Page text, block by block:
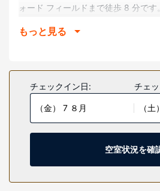
ォード フィールドまで徒歩 8 分です
0.5 km です。
全部で 174 ある冷房完備の客室には
などが備わっており、ゆっくりおく
WiFi (無料)をお使いいただけるほか
いただけます。バスルームには、シ
メニティ (無料)、ヘアドライヤーが
他に、セーフティボックスやデスク
WiFi (無料)、宴会場などの設備をご
もっと見る
チェックイン日:
（金） 7 ８月
チェ
（
空室状況を確